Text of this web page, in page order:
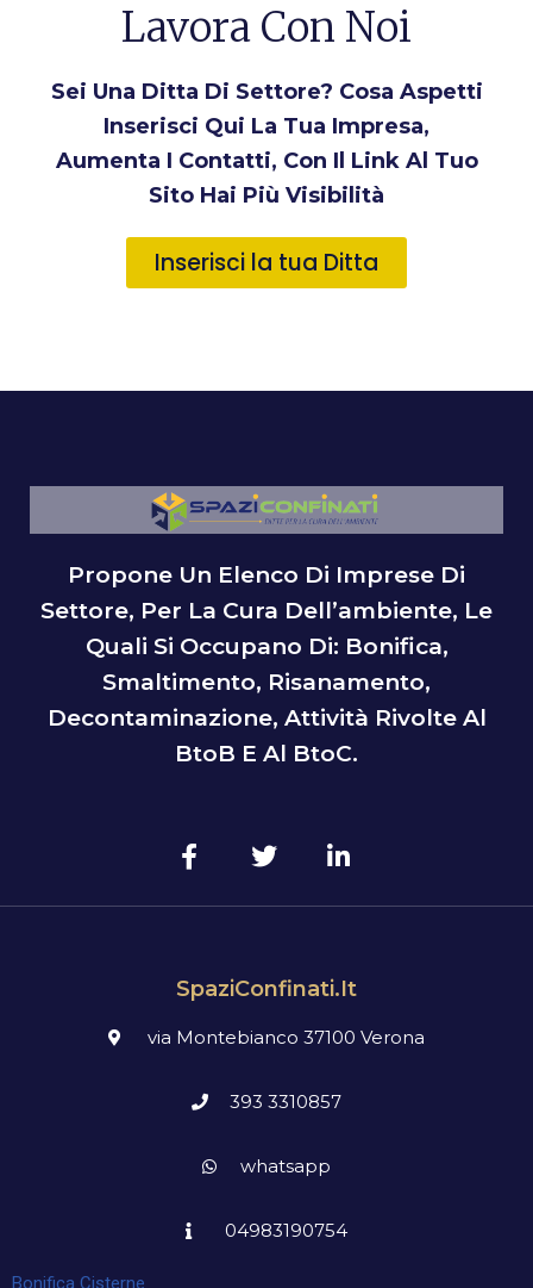
Lavora Con Noi
Sei Una Ditta Di Settore? Cosa Aspetti
Inserisci Qui La Tua Impresa,
Aumenta I Contatti, Con Il Link Al Tuo
Sito Hai Più Visibilità
Inserisci la tua Ditta
Propone Un Elenco Di Imprese Di
Settore, Per La Cura Dell’ambiente, Le
Quali Si Occupano Di: Bonifica,
Smaltimento, Risanamento,
Decontaminazione, Attività Rivolte Al
BtoB E Al BtoC.
SpaziConfinati.it
via Montebianco 37100 Verona
393 3310857
whatsapp
04983190754
Bonifica Cisterne